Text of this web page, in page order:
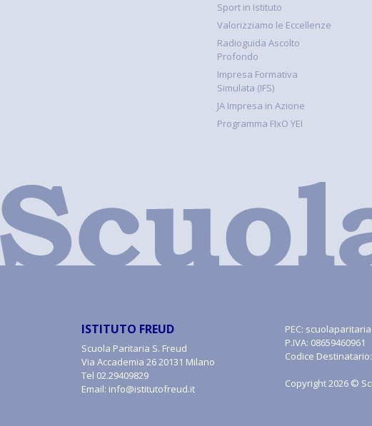
Sport in Istituto
Valorizziamo le Eccellenze
Radioguida Ascolto
Profondo
Impresa Formativa
Simulata (IFS)
JA Impresa in Azione
Programma FIxO YEI
ISTITUTO FREUD
Scuola Paritaria S. Freud
Via Accademia 26 20131 Milano
Tel 02.29409829
Email: info@istitutofreud.it
PEC:
P.IVA: 08659460961
Codice Destinatario:
Copyright 2026 ©